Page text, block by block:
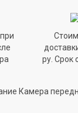
ру. Срок
Камера